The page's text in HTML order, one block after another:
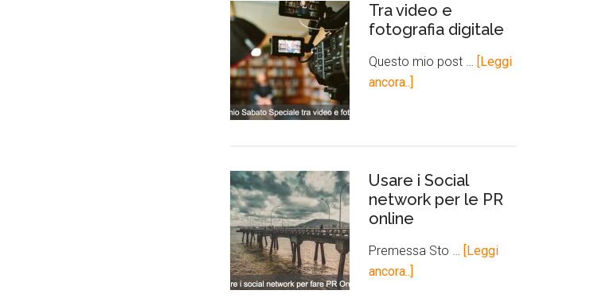
Tra video e
fotografia digitale
Questo mio post …
[Leggi
ancora..]
Usare i Social
network per le PR
online
Premessa Sto …
[Leggi
ancora..]